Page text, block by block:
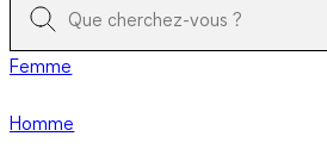
Femme
Homme